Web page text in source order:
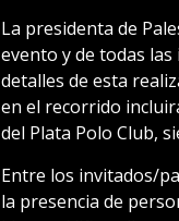
La presidenta de
evento y de todas
detalles de esta
en el recorrido
del Plata Polo Club,
Entre los invitados/
la presencia de